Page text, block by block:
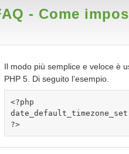
- Come
Il modo più semplice e veloce è
PHP 5. Di seguito l’esempio.
<?php
?>